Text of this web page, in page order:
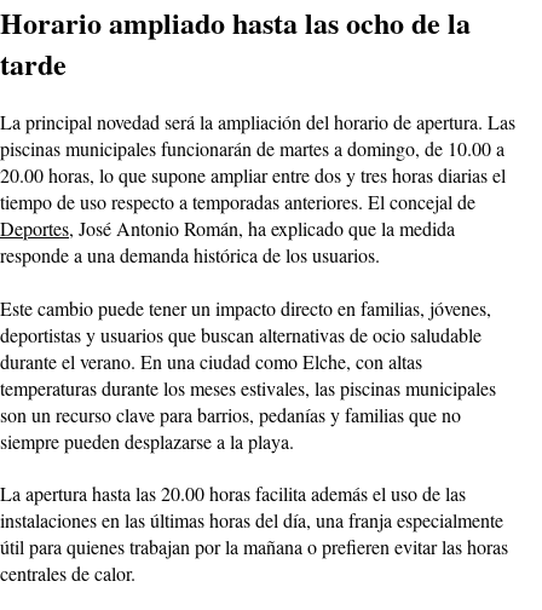
Horario ampliado hasta las ocho de la
tarde
La principal novedad será la ampliación del horario de apertura. Las
piscinas municipales funcionarán de martes a domingo, de 10.00 a
20.00 horas, lo que supone ampliar entre dos y tres horas diarias el
tiempo de uso respecto a temporadas anteriores. El concejal de
Deportes, José Antonio Román, ha explicado que la medida
responde a una demanda histórica de los usuarios.
Este cambio puede tener un impacto directo en familias, jóvenes,
deportistas y usuarios que buscan alternativas de ocio saludable
durante el verano. En una ciudad como Elche, con altas
temperaturas durante los meses estivales, las piscinas municipales
son un recurso clave para barrios, pedanías y familias que no
siempre pueden desplazarse a la playa.
La apertura hasta las 20.00 horas facilita además el uso de las
instalaciones en las últimas horas del día, una franja especialmente
útil para quienes trabajan por la mañana o prefieren evitar las horas
centrales de calor.